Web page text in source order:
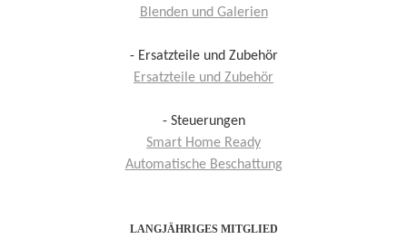
Blenden und Galerien
- Ersatzteile und Zubehör
Ersatzteile und Zubehör
- Steuerungen
Smart Home Ready
Automatische Beschattung
LANGJÄHRIGES MITGLIED